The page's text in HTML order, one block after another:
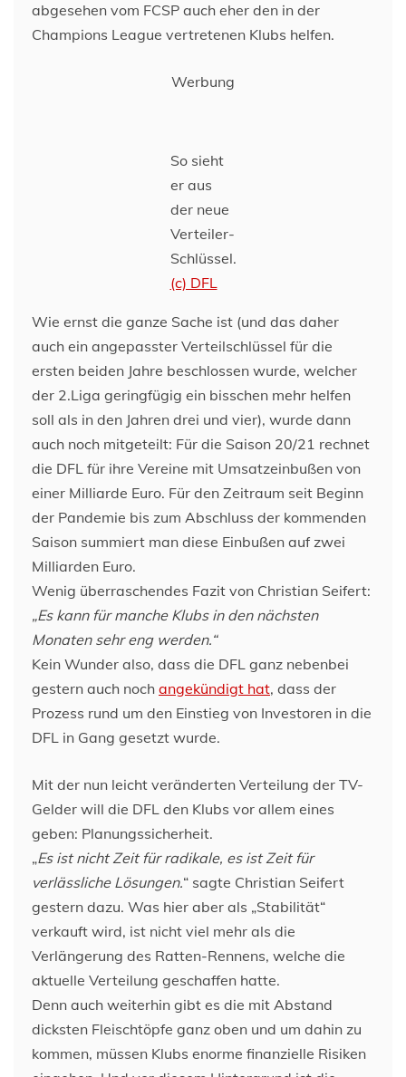
abgesehen vom FCSP auch eher den in der
Champions League vertretenen Klubs helfen.
Werbung
So sieht
er aus
der neue
Verteiler-
Schlüssel.
(c) DFL
Wie ernst die ganze Sache ist (und das daher
auch ein angepasster Verteilschlüssel für die
ersten beiden Jahre beschlossen wurde, welcher
der 2.Liga geringfügig ein bisschen mehr helfen
soll als in den Jahren drei und vier), wurde dann
auch noch mitgeteilt: Für die Saison 20/21 rechnet
die DFL für ihre Vereine mit Umsatzeinbußen von
einer Milliarde Euro. Für den Zeitraum seit Beginn
der Pandemie bis zum Abschluss der kommenden
Saison summiert man diese Einbußen auf zwei
Milliarden Euro.
Wenig überraschendes Fazit von Christian Seifert:
„Es kann für manche Klubs in den nächsten
Monaten sehr eng werden.“
Kein Wunder also, dass die DFL ganz nebenbei
gestern auch noch angekündigt hat, dass der
Prozess rund um den Einstieg von Investoren in die
DFL in Gang gesetzt wurde.
Mit der nun leicht veränderten Verteilung der TV-
Gelder will die DFL den Klubs vor allem eines
geben: Planungssicherheit.
„Es ist nicht Zeit für radikale, es ist Zeit für
verlässliche Lösungen.“ sagte Christian Seifert
gestern dazu. Was hier aber als „Stabilität“
verkauft wird, ist nicht viel mehr als die
Verlängerung des Ratten-Rennens, welche die
aktuelle Verteilung geschaffen hatte.
Denn auch weiterhin gibt es die mit Abstand
dicksten Fleischtöpfe ganz oben und um dahin zu
kommen, müssen Klubs enorme finanzielle Risiken